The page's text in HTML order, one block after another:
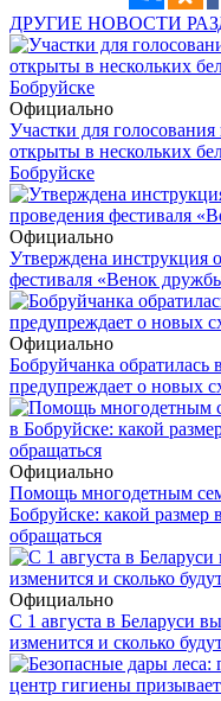
ДРУГИЕ НОВОСТИ
Официально
Участки для
открыты в нескольких
Бобруйске
Официально
Утверждена инструкция
фестиваля «Венок
Официально
Бобруйчанка
предупреждает о новых
Официально
Помощь многодетным
Бобруйске: какой
обращаться
Официально
С 1 августа в Беларуси
изменится и сколько